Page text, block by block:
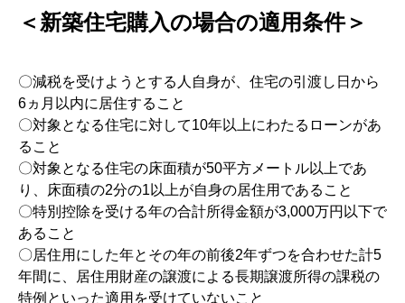
＜新築住宅購入の場合の適用条件＞
〇減税を受けようとする人自身が、住宅の引渡し日から
6ヵ月以内に居住すること
〇対象となる住宅に対して10年以上にわたるローンがあ
ること
〇対象となる住宅の床面積が50平方メートル以上であ
り、床面積の2分の1以上が自身の居住用であること
〇特別控除を受ける年の合計所得金額が3,000万円以下で
あること
〇居住用にした年とその年の前後2年ずつを合わせた計5
年間に、居住用財産の譲渡による長期譲渡所得の課税の
特例といった適用を受けていないこと